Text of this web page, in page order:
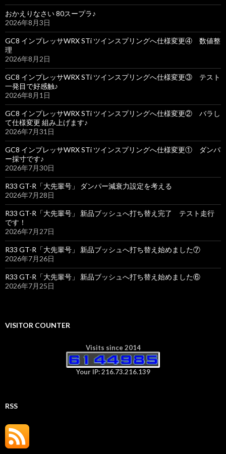
おかえりなさい 80スープラ♪
2026年8月3日
GC8 インプレッサWRX STi ツインスプリングへ仕様変更④ 数値整
理
2026年8月2日
GC8 インプレッサWRX STi ツインスプリングへ仕様変更③ テスト
一発目で好感触♪
2026年8月1日
GC8 インプレッサWRX STi ツインスプリングへ仕様変更② バラし
て仕様変更 組み上げます♪
2026年7月31日
GC8 インプレッサWRX STi ツインスプリングへ仕様変更① ダンパ
ー採寸です♪
2026年7月30日
R33 GT-R「大先輩号」 ダンパー減衰力設定を考える
2026年7月28日
R33 GT-R「大先輩号」 新品ブッシュへ打ち替え完了 テスト走行
です！
2026年7月27日
R33 GT-R「大先輩号」 新品ブッシュへ打ち替え始めました⑦
2026年7月26日
R33 GT-R「大先輩号」 新品ブッシュへ打ち替え始めました⑥
2026年7月25日
VISITOR COUNTER
Visits since 2014
Your IP: 216.73.216.139
RSS